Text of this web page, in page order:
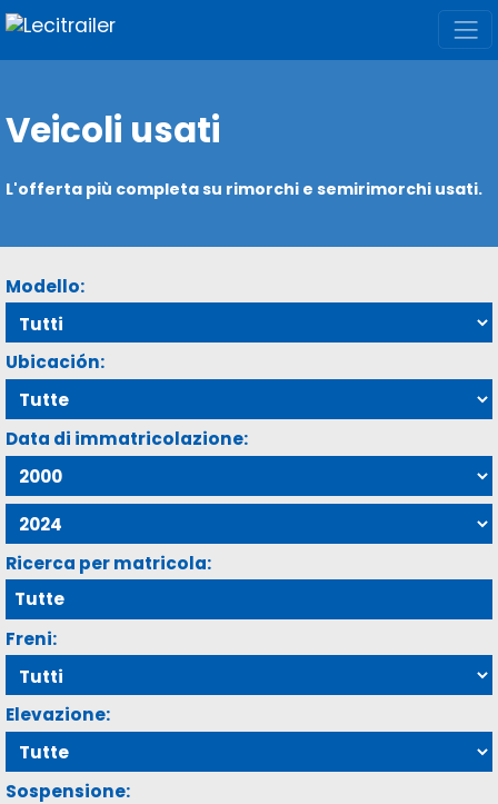
Veicoli usati
L'offerta più completa su rimorchi e semirimorchi usati.
Modello:
Ubicación:
Data di immatricolazione:
Ricerca per matricola:
Freni:
Elevazione:
Sospensione: